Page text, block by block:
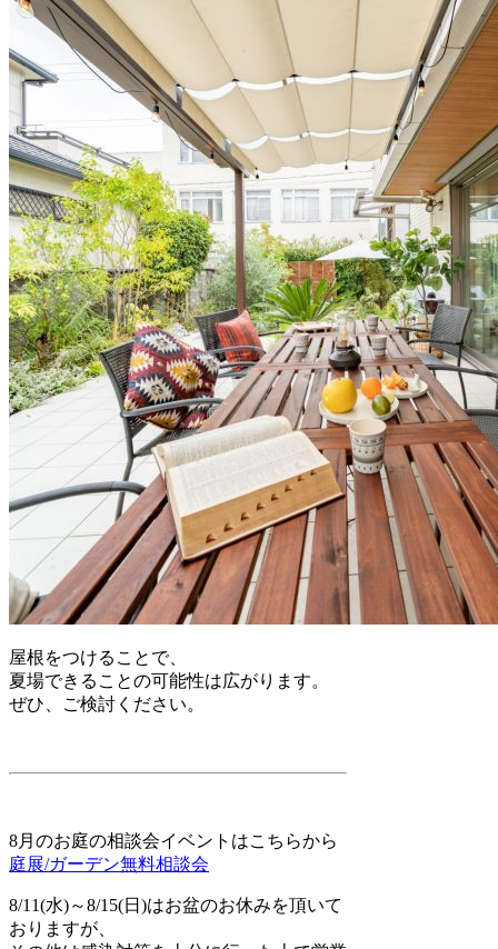
屋根をつけることで、
夏場できることの可能性は広がります。
ぜひ、ご検討ください。
8月のお庭の相談会イベントはこちらから
庭展/ガーデン無料相談会
8/11(水)～8/15(日)はお盆のお休みを頂いて
おりますが、